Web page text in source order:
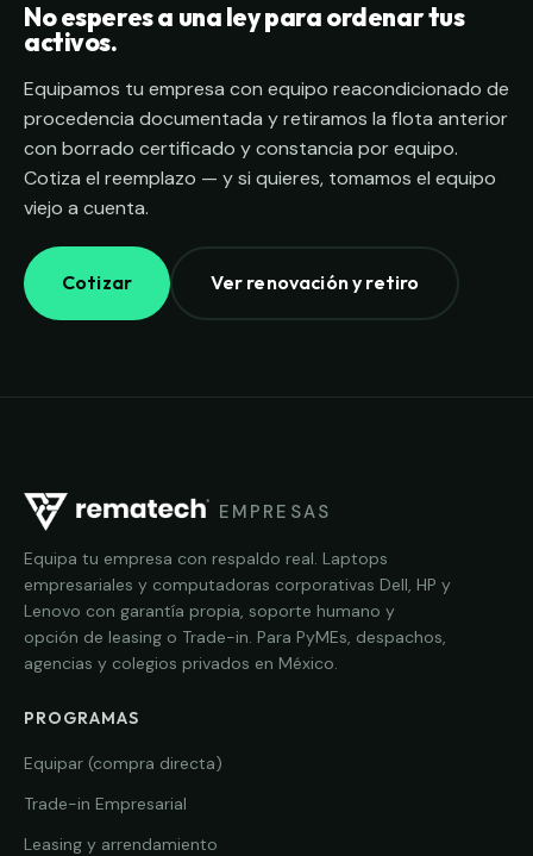
No esperes a una ley para ordenar tus
activos.
Equipamos tu empresa con equipo reacondicionado de
procedencia documentada y retiramos la flota anterior
con borrado certificado y constancia por equipo.
Cotiza el reemplazo — y si quieres, tomamos el equipo
viejo a cuenta.
Cotizar Ver renovación y retiro
EMPRESAS
Equipa tu empresa con respaldo real. Laptops
empresariales y computadoras corporativas Dell, HP y
Lenovo con garantía propia, soporte humano y
opción de leasing o Trade-in. Para PyMEs, despachos,
agencias y colegios privados en México.
PROGRAMAS
Equipar (compra directa)
Trade-in Empresarial
Leasing y arrendamiento